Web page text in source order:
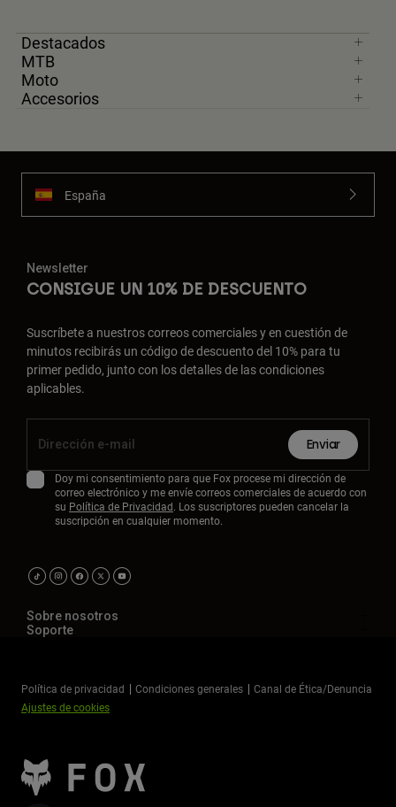
Destacados
MTB
Moto
Accesorios
España
Newsletter
CONSIGUE UN 10% DE DESCUENTO
Suscríbete a nuestros correos comerciales y en cuestión de
minutos recibirás un código de descuento del 10% para tu
primer pedido, junto con los detalles de las condiciones
aplicables.
Enviar
Doy mi consentimiento para que Fox procese mi dirección de
correo electrónico y me envíe correos comerciales de acuerdo con
su Política de Privacidad. Los suscriptores pueden cancelar la
suscripción en cualquier momento.
Sobre nosotros
Soporte
Política de privacidad Condiciones generales
Canal de Ética/Denuncia
Ajustes de cookies